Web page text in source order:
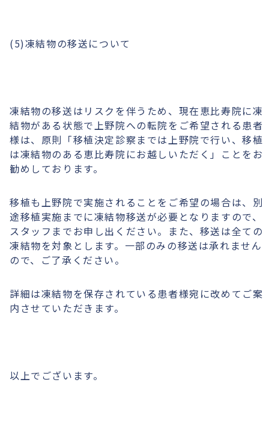
(5)凍結物の移送について
凍結物の移送はリスクを伴うため、現在恵比寿院に凍
結物がある状態で上野院への転院をご希望される患者
様は、原則「移植決定診察までは上野院で行い、移植
は凍結物のある恵比寿院にお越しいただく」ことをお
勧めしております。
移植も上野院で実施されることをご希望の場合は、別
途移植実施までに凍結物移送が必要となりますので、
スタッフまでお申し出ください。また、移送は全ての
凍結物を対象とします。一部のみの移送は承れません
ので、ご了承ください。
詳細は凍結物を保存されている患者様宛に改めてご案
内させていただきます。
以上でございます。